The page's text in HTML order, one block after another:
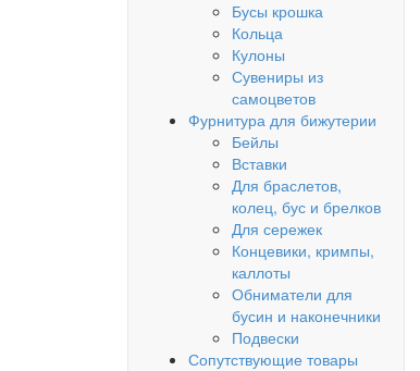
Бусы крошка
Кольца
Кулоны
Сувениры из
самоцветов
Фурнитура для бижутерии
Бейлы
Вставки
Для браслетов,
колец, бус и брелков
Для сережек
Концевики, кримпы,
каллоты
Обниматели для
бусин и наконечники
Подвески
Сопутствующие товары